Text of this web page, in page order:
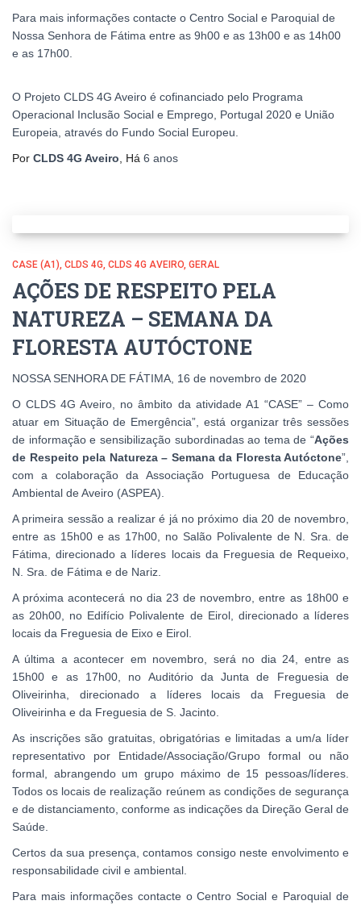
Para mais informações contacte o Centro Social e Paroquial de
Nossa Senhora de Fátima entre as 9h00 e as 13h00 e as 14h00
e as 17h00.
O Projeto CLDS 4G Aveiro é cofinanciado pelo Programa
Operacional Inclusão Social e Emprego, Portugal 2020 e União
Europeia, através do Fundo Social Europeu.
Por CLDS 4G Aveiro, Há 6 anos
CASE (A1) CLDS 4G CLDS 4G AVEIRO GERAL
AÇÕES DE RESPEITO PELA
NATUREZA – SEMANA DA
FLORESTA AUTÓCTONE
NOSSA SENHORA DE FÁTIMA, 16 de novembro de 2020
O CLDS 4G Aveiro, no âmbito da atividade A1 “CASE” – Como
atuar em Situação de Emergência”, está organizar três sessões
de informação e sensibilização subordinadas ao tema de “Ações
de Respeito pela Natureza – Semana da Floresta Autóctone”,
com a colaboração da Associação Portuguesa de Educação
Ambiental de Aveiro (ASPEA).
A primeira sessão a realizar é já no próximo dia 20 de novembro,
entre as 15h00 e as 17h00, no Salão Polivalente de N. Sra. de
Fátima, direcionado a líderes locais da Freguesia de Requeixo,
N. Sra. de Fátima e de Nariz.
A próxima acontecerá no dia 23 de novembro, entre as 18h00 e
as 20h00, no Edifício Polivalente de Eirol, direcionado a líderes
locais da Freguesia de Eixo e Eirol.
A última a acontecer em novembro, será no dia 24, entre as
15h00 e as 17h00, no Auditório da Junta de Freguesia de
Oliveirinha, direcionado a líderes locais da Freguesia de
Oliveirinha e da Freguesia de S. Jacinto.
As inscrições são gratuitas, obrigatórias e limitadas a um/a líder
representativo por Entidade/Associação/Grupo formal ou não
formal, abrangendo um grupo máximo de 15 pessoas/líderes.
Todos os locais de realização reúnem as condições de segurança
e de distanciamento, conforme as indicações da Direção Geral de
Saúde.
Certos da sua presença, contamos consigo neste envolvimento e
responsabilidade civil e ambiental.
Para mais informações contacte o Centro Social e Paroquial de